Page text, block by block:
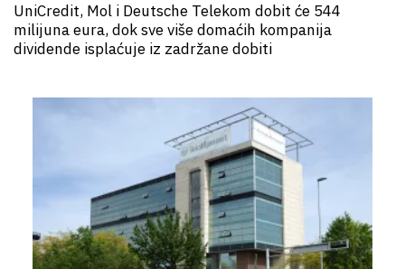
UniCredit, Mol i Deutsche Telekom dobit će 544
milijuna eura, dok sve više domaćih kompanija
dividende isplaćuje iz zadržane dobiti